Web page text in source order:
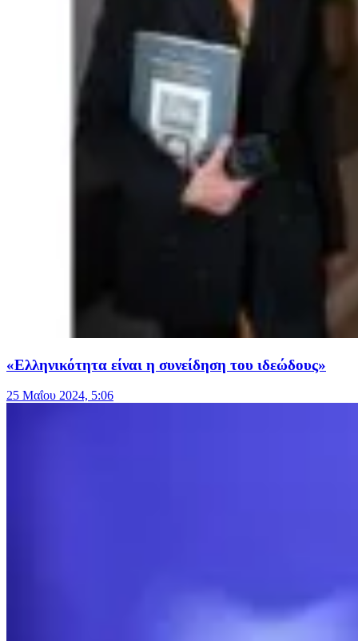
«Ελληνικότητα είναι η συνείδηση του ιδεώδους»
25 Μαΐου 2024, 5:06